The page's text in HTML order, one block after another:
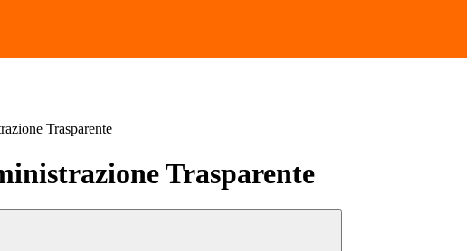
Trasparente
Trasparente